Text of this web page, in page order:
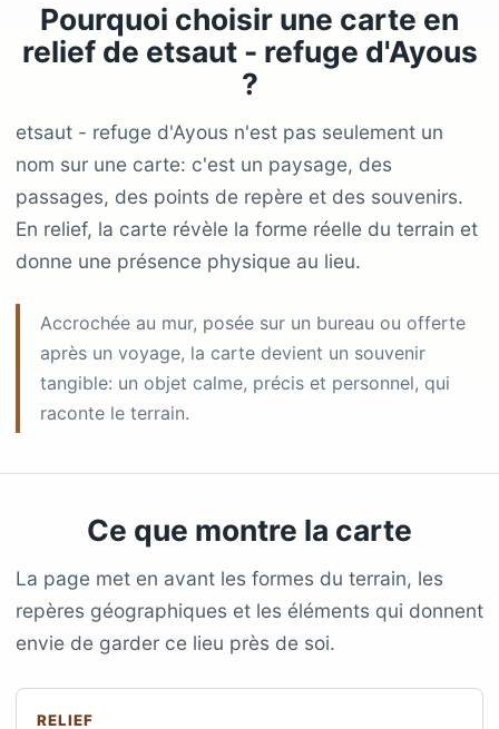
Pourquoi choisir une carte en
relief de etsaut - refuge d'Ayous
?
etsaut - refuge d'Ayous n'est pas seulement un
nom sur une carte: c'est un paysage, des
passages, des points de repère et des souvenirs.
En relief, la carte révèle la forme réelle du terrain et
donne une présence physique au lieu.
Accrochée au mur, posée sur un bureau ou offerte
après un voyage, la carte devient un souvenir
tangible: un objet calme, précis et personnel, qui
raconte le terrain.
Ce que montre la carte
La page met en avant les formes du terrain, les
repères géographiques et les éléments qui donnent
envie de garder ce lieu près de soi.
RELIEF